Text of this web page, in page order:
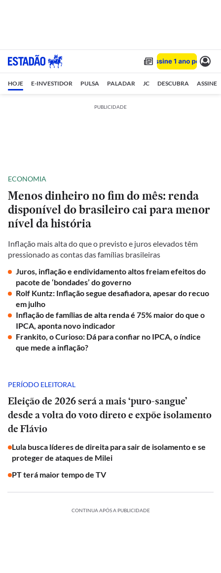
HOJE E-INVESTIDOR PULSA PALADAR JC DESCUBRA ASSINE
PUBLICIDADE
ECONOMIA
Menos dinheiro no fim do mês: renda
disponível do brasileiro cai para menor
nível da história
Inflação mais alta do que o previsto e juros elevados têm
pressionado as contas das famílias brasileiras
Juros, inflação e endividamento altos freiam efeitos do
pacote de ‘bondades’ do governo
Rolf Kuntz: Inflação segue desafiadora, apesar do recuo
em julho
Inflação de famílias de alta renda é 75% maior do que o
IPCA, aponta novo indicador
Frankito, o Curioso: Dá para confiar no IPCA, o índice
que mede a inflação?
PERÍODO ELEITORAL
Eleição de 2026 será a mais ‘puro-sangue’
desde a volta do voto direto e expõe isolamento
de Flávio
Lula busca líderes de direita para sair de isolamento e se
proteger de ataques de Milei
PT terá maior tempo de TV
CONTINUA APÓS A PUBLICIDADE